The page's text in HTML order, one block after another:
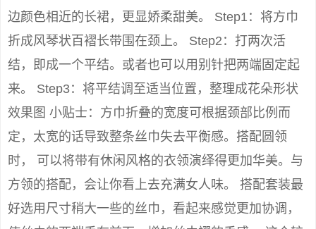
边颜色相近的长裙，更显娇柔甜美。 Step1：将方巾
折成风琴状百褶长带围在颈上。 Step2：打两次活
结，即成一个平结。或者也可以用别针把两端固定起
来。 Step3：将平结调至适当位置，整理成花朵形状
效果图 小贴士：方巾折叠的宽度可根据颈部比例而
定，太宽的话导致整条丝巾失去平衡感。搭配圆领
时， 可以将带有休闲风格的衣领演绎得更加华美。与
方领的搭配，会让你看上去充满女人味。 搭配套装最
好选用尺寸稍大一些的丝巾，看起来感觉更加协调，